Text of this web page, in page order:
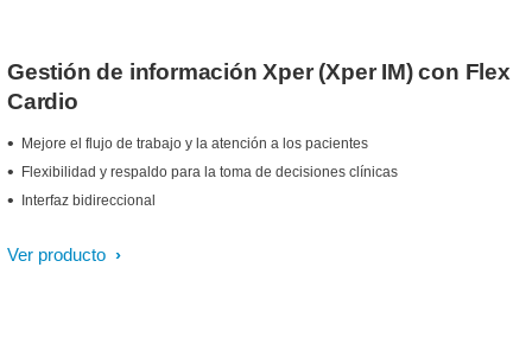
Gestión de información Xper (Xper IM) con Flex
Cardio
Mejore el flujo de trabajo y la atención a los pacientes
Flexibilidad y respaldo para la toma de decisiones clínicas
Interfaz bidireccional
Ver producto